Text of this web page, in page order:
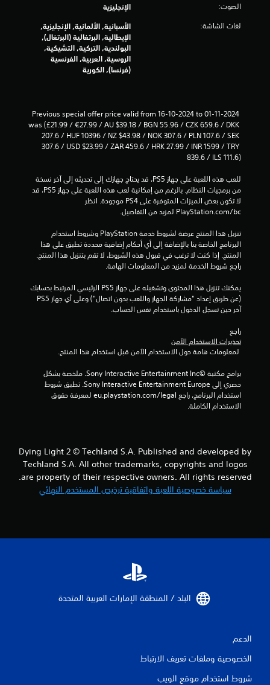
ي
ي
ت
الصوت: الإنجليزية
لغات الشاشة:
الأسبانية, الألمانية, الإنجليزية,
الإيطالية, البرتغالية (البرتغال),
البولندية, التركية, التشيكية,
الروسية, العربية, الفرنسية
(فرنسا), الكورية
Previous special offer price valid from 16-10-2024 to 01-11-2024
was (£21.99 / €27.99 / AU $39.18 / BGN 55.96 / CZK 659.6 / DKK
207.6 / HUF 10396 / NZ $43.98 / NOK 307.6 / PLN 107.6 / SEK
307.6 / USD $23.99 / ZAR 459.6 / HRK 27.99 / INR 1599 / TRY
839.6 / ILS 111.6)
‎PlayStation.com/bc لمزيد من التفاصيل.
راجع شروط الخدمة لمزيد من المعلومات الهامة.
آخر حين تسجل الدخول باستخدام نفس الحساب.
راجع
تحذيرات الاستخدام الآمن
الاستخدام الكاملة.
Dying Light 2 © Techland S.A. Published and developed by
Techland S.A. All other trademarks, copyrights and logos
are property of their respective owners. All rights reserved.
سياسة خصوصية اللعبة واتفاقية ترخيص المستخدم النهائي
البلد / المنطقة الإمارات العربية المتحدة‏
الدعم
الخصوصية وملفات تعريف الارتباط
شروط استخدام موقع الويب